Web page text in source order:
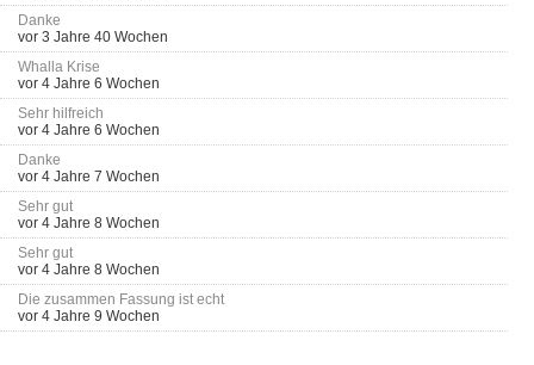
Danke
vor 3 Jahre 40 Wochen
Whalla Krise
vor 4 Jahre 6 Wochen
Sehr hilfreich
vor 4 Jahre 6 Wochen
Danke
vor 4 Jahre 7 Wochen
Sehr gut
vor 4 Jahre 8 Wochen
Sehr gut
vor 4 Jahre 8 Wochen
Die zusammen Fassung ist echt
vor 4 Jahre 9 Wochen